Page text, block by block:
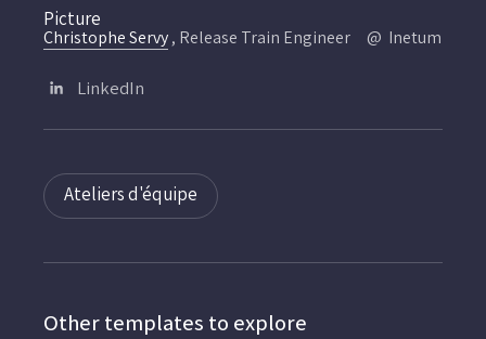
Christophe Servy, Release Train Engineer Inetum
LinkedIn
Ateliers d'équipe
Other templates to explore